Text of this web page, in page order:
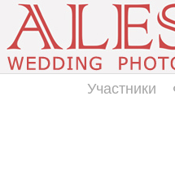
Участники